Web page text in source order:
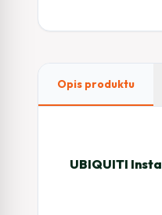
Opis produktu
UBIQUITI